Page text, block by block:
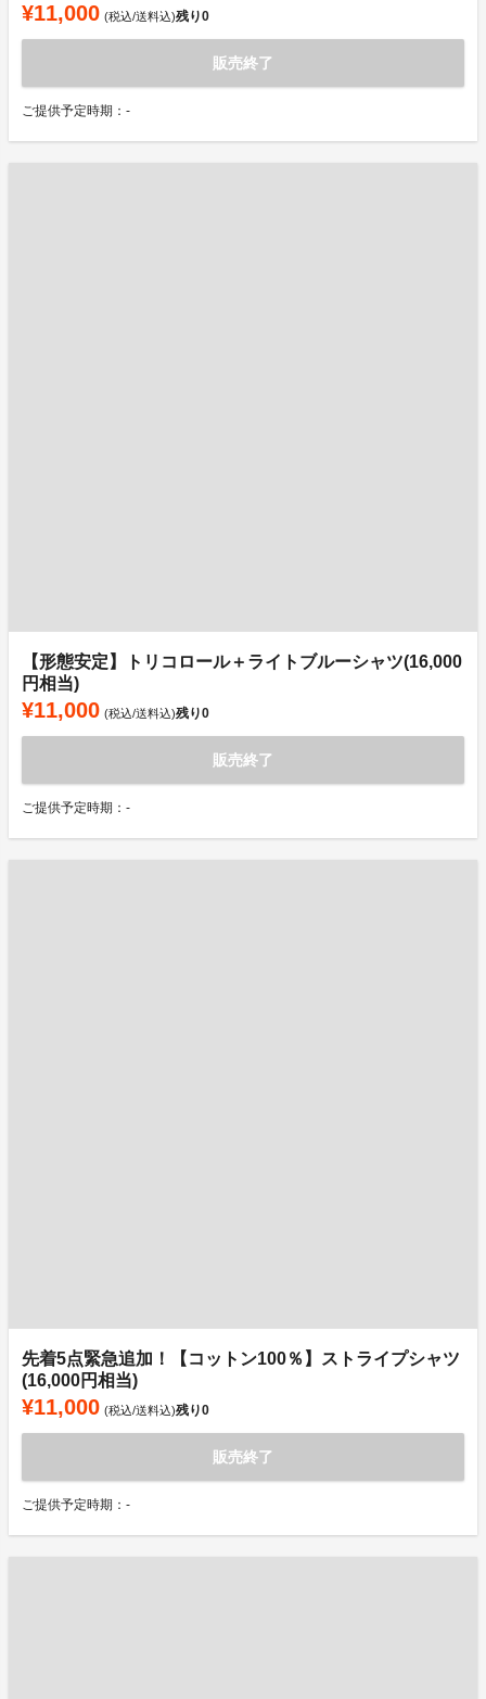
¥11,000 (税込/送料込)残り0
販売終了
ご提供予定時期：-
【形態安定】トリコロール＋ライトブルーシャツ(16,000
円相当)
¥11,000 (税込/送料込)残り0
販売終了
ご提供予定時期：-
先着5点緊急追加！【コットン100％】ストライプシャツ
(16,000円相当)
¥11,000 (税込/送料込)残り0
販売終了
ご提供予定時期：-